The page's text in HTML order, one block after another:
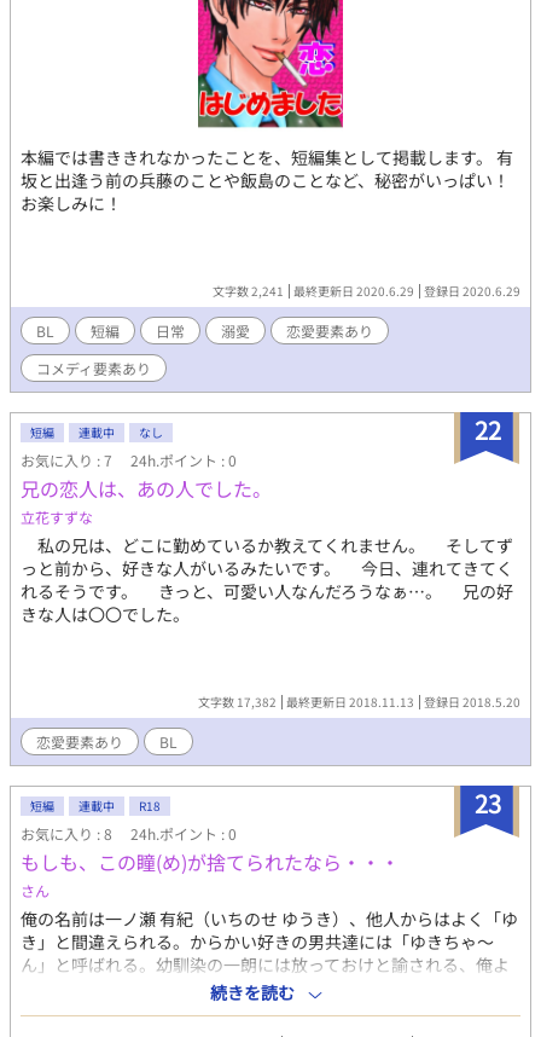
本編では書ききれなかったことを、短編集として掲載します。 有
坂と出逢う前の兵藤のことや飯島のことなど、秘密がいっぱい！
お楽しみに！
文字数 2,241 最終更新日 2020.6.29 登録日 2020.6.29
BL 短編 日常 溺愛
恋愛要素あり
コメディ要素あり
22
短編 連載中 なし
お気に入り : 7 24h.ポイント : 0
兄の恋人は、あの人でした。
立花すずな
私の兄は、どこに勤めているか教えてくれません。 そしてず
っと前から、好きな人がいるみたいです。 今日、連れてきてく
れるそうです。 きっと、可愛い人なんだろうなぁ…。 兄の好
きな人は〇〇でした。
文字数 17,382 最終更新日 2018.11.13 登録日 2018.5.20
恋愛要素あり BL
23
短編 連載中 R18
お気に入り : 8 24h.ポイント : 0
もしも、この瞳(め)が捨てられたなら・・・
さん
俺の名前は一ノ瀬 有紀（いちのせ ゆうき）、他人からはよく「ゆ
き」と間違えられる。からかい好きの男共達には「ゆきちゃ～
ん」と呼ばれる。幼馴染の一朗には放っておけと諭される、俺よ
りマシだと。 鈴木一朗こと、イチローは野球部所属の熱い男だ。
高身長の爽やかBOY、だがいかんせん、三振王と呼ばれている。
続きを読む